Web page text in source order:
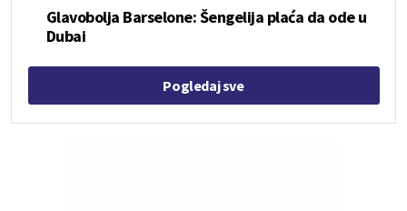
Glavobolja Barselone: Šengelija plaća da ode u
Dubai
Pogledaj sve